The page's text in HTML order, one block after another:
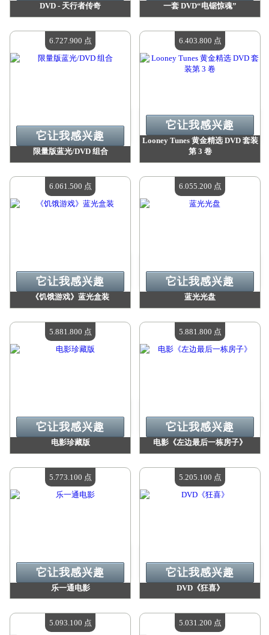
DVD - 天行者传奇
现有数量：4
一套 DVD“电锯惊魂”
现有数量：4
限量版蓝光/DVD 组合
现有数量：4
它让我感兴趣
6.727.900 点
Looney Tunes 黄金精选 DVD 套装
第 3 卷
现有数量：4
它让我感兴趣
6.403.800 点
《饥饿游戏》蓝光盒装
现有数量：4
它让我感兴趣
6.061.500 点
蓝光光盘
现有数量：4
它让我感兴趣
6.055.200 点
电影珍藏版
现有数量：4
它让我感兴趣
5.881.800 点
电影《左边最后一栋房子》
现有数量：4
它让我感兴趣
5.881.800 点
乐一通电影
现有数量：4
它让我感兴趣
5.773.100 点
DVD《狂喜》
现有数量：4
它让我感兴趣
5.205.100 点
5.093.100 点 5.031.200 点